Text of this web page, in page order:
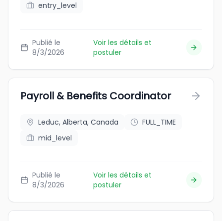
entry_level
Publié le
8/3/2026
Voir les détails et
postuler
Payroll & Benefits Coordinator
Leduc, Alberta, Canada
FULL_TIME
mid_level
Publié le
8/3/2026
Voir les détails et
postuler